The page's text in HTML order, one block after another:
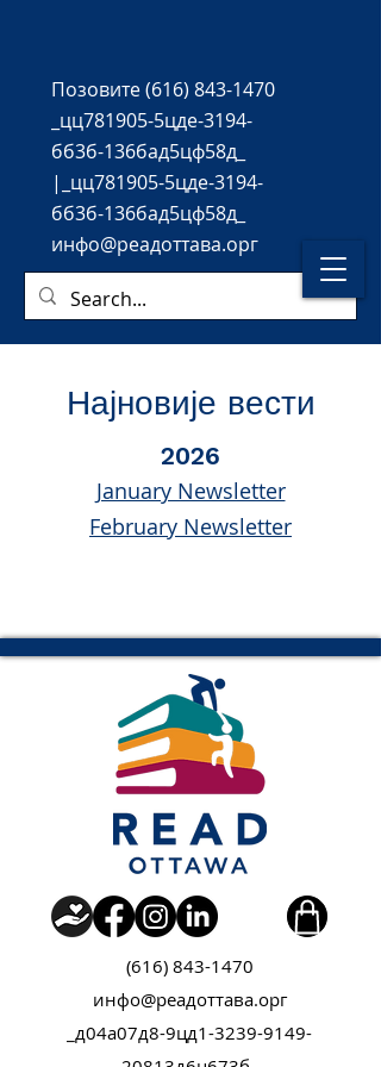
Позовите(616) 843-1470
_цц781905-5цде-3194-
бб3б-136бад5цф58д_
|_цц781905-5цде-3194-
бб3б-136бад5цф58д_
инфо@реадоттава.орг
Најновије вести
2026
January Newsletter
February Newsletter
(616) 843-1470
инфо@реадоттава.орг
_д04а07д8-9цд1-3239-9149-